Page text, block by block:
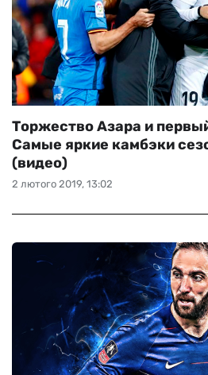
2 лютого 2019, 13:02
Торжество Азара и
Самые яркие камбэки
(видео)